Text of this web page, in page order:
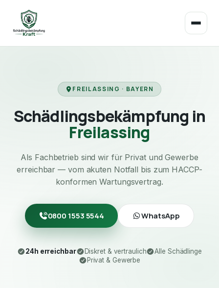
FREILASSING · BAYERN
Schädlingsbekämpfung in
Freilassing
Als Fachbetrieb sind wir für Privat und Gewerbe
erreichbar — vom akuten Notfall bis zum HACCP-
konformen Wartungsvertrag.
0800 1553 5544 WhatsApp
24h erreichbar Diskret & vertraulich
Alle Schädlinge
Privat & Gewerbe